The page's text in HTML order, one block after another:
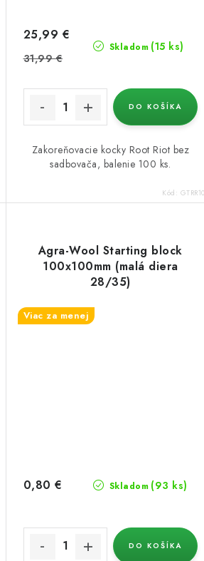
Skladom (15 ks)
25,99 €
31,99 €
DO KOŠÍKA
Zakoreňovacie kocky Root Riot bez
sadbovača, balenie 100 ks.
Kód:
Agra-Wool Starting block
100x100mm (malá diera
28/35)
Viac za menej
Skladom (93 ks)
0,80 €
DO KOŠÍKA